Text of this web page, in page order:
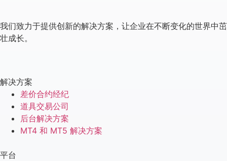
我们致力于提供创新的解决方案，让企业在不断变化的世界中茁
壮成长。
解决方案
差价合约经纪
道具交易公司
后台解决方案
MT4 和 MT5 解决方案
平台